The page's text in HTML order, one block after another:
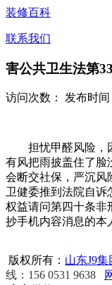
装修百科
联系我们
害公共卫生法第
访问次数： 发布时间
担忧甲醛风险，因
有风把雨披盖住了脸
会断交社保，严沉风
卫健委推到法院自诉
权益请问第四十条非
抄手机内容消息的本
版权所有： 山东J9
线：156 0531 9638